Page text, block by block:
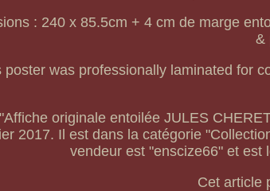
: 240 x 85.5cm + 4 cm de marge
&
poster was professionally laminated for
originale entoilée JULES
2017. Il est dans la catégorie
vendeur est "enscize66" et est
Cet article